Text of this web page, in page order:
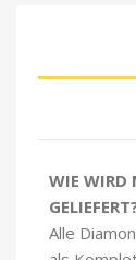
WIE WIRD
Alle